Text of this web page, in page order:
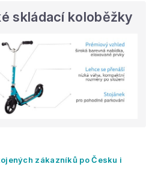
d
a
í
k
y
s
skládací koloběžky
zákazníků po Česku i